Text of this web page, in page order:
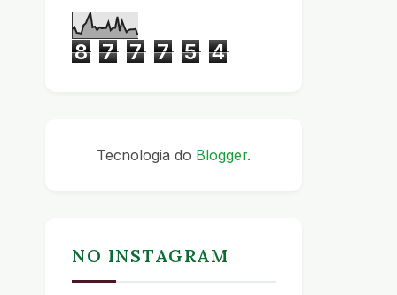
8 7 7 7 5 4
Tecnologia do Blogger.
NO INSTAGRAM